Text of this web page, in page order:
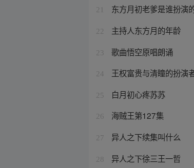
21 东方月初老爹是谁扮演
22 主持人东方月的年龄
23 歌曲悟空原唱朗诵
24 王权富贵与清瞳的扮演
25 白月初心疼苏苏
26 海贼王第127集
27 异人之下续集叫什么
28 异人之下徐三王一哲